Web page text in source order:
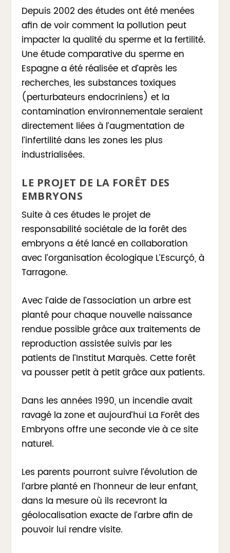
Depuis 2002 des études ont été menées
afin de voir comment la pollution peut
impacter la qualité du sperme et la fertilité.
Une étude comparative du sperme en
Espagne a été réalisée et d’après les
recherches, les substances toxiques
(perturbateurs endocriniens) et la
contamination environnementale seraient
directement liées à l’augmentation de
l’infertilité dans les zones les plus
industrialisées.
LE PROJET DE LA FORÊT DES
EMBRYONS
Suite à ces études le projet de
responsabilité sociétale de la forêt des
embryons a été lancé en collaboration
avec l’organisation écologique L’Escurçó, à
Tarragone.
Avec l’aide de l’association un arbre est
planté pour chaque nouvelle naissance
rendue possible grâce aux traitements de
reproduction assistée suivis par les
patients de l’Institut Marquès. Cette forêt
va pousser petit à petit grâce aux patients.
Dans les années 1990, un incendie avait
ravagé la zone et aujourd’hui La Forêt des
Embryons offre une seconde vie à ce site
naturel.
Les parents pourront suivre l’évolution de
l’arbre planté en l’honneur de leur enfant,
dans la mesure où ils recevront la
géolocalisation exacte de l’arbre afin de
pouvoir lui rendre visite.